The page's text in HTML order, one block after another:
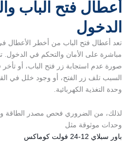
أعطال فتح الباب
الدخول
تعد أعطال فتح الباب من أخطر الأعطال في
مباشرة على الأمان والتحكم في
صورة عدم استجابة زر فتح الباب، أو تأخر
السبب تلف زر الفتح، أو وجود خلل في
وحدة التغذية الكهربائية.
لذلك، من الضروري فحص مصدر الطاقة
وحدات موثوقة مثل
باور سبلاي 12-24 فولت كوماكس